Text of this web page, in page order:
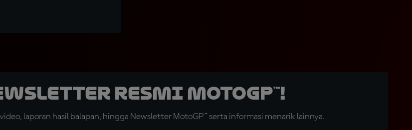
Resmi MotoGP™!
laporan hasil balapan, hingga Newsletter MotoGP™ serta informasi menarik lainnya.